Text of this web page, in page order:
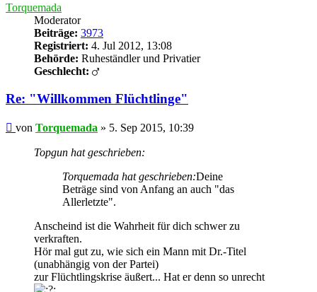
Torquemada
Moderator
Beiträge: 3973
Registriert: 4. Jul 2012, 13:08
Behörde: Ruheständler und Privatier
Geschlecht:
Re: "Willkommen Flüchtlinge"
Beitrag
von Torquemada » 5. Sep 2015, 10:39
Topgun hat geschrieben:
Torquemada hat geschrieben:Deine
Beträge sind von Anfang an auch "das
Allerletzte".
Anscheind ist die Wahrheit für dich schwer zu
verkraften.
Hör mal gut zu, wie sich ein Mann mit Dr.-Titel
(unabhängig von der Partei)
zur Flüchtlingskrise äußert... Hat er denn so unrecht